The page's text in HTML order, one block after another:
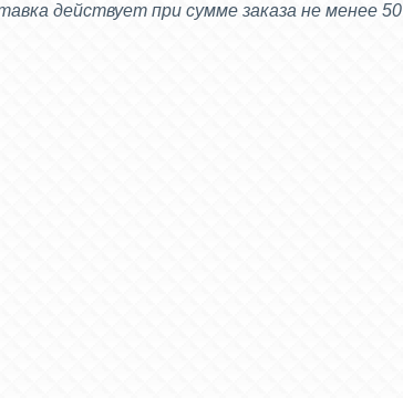
действует при сумме заказа не менее 50